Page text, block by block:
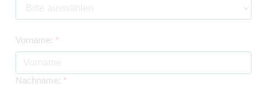
Vorname: *
Nachname: *